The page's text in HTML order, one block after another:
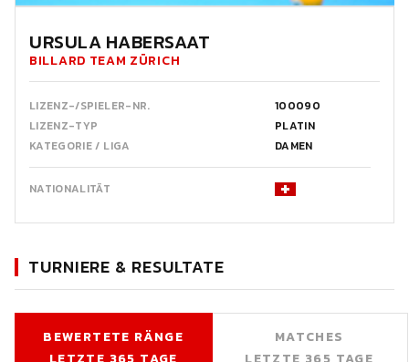
URSULA HABERSAAT
BILLARD TEAM ZÜRICH
LIZENZ-/SPIELER-NR.
100090
LIZENZ-TYP
PLATIN
KATEGORIE / LIGA
DAMEN
NATIONALITÄT
TURNIERE & RESULTATE
BEWERTETE RÄNGE
MATCHES